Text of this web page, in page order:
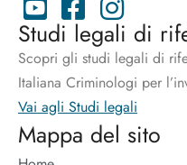
Studi legali di
Scopri gli studi legali di
Italiana Criminologi per
Vai agli Studi legali
Mappa del sito